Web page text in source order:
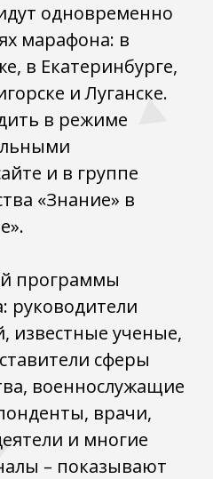
одновременно
марафона: в
в Екатеринбурге,
и Луганске.
в режиме
и в группе
«Знание» в
программы
руководители
известные ученые,
сферы
военнослужащие
врачи,
и многие
– показывают